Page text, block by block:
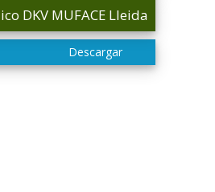
DKV MUFACE Lleida